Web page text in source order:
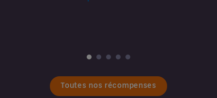
Toutes nos récompenses